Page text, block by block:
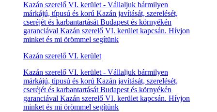
Kazán szerelő VI. kerület - Vállaljuk bármilyen
márkájú, típusú és korú Kazán javítását, szerelését,
cseréjét és karbantartását Budapest és környékén
garanciával Kazán szerelő VI. kerület kapcsán. Hívjon
minket és mi örömmel segítünk
Kazán szerelő VI. kerület
Kazán szerelő VI. kerület - Vállaljuk bármilyen
márkájú, típusú és korú Kazán javítását, szerelését,
cseréjét és karbantartását Budapest és környékén
garanciával Kazán szerelő VI. kerület kapcsán. Hívjon
minket és mi örömmel segítünk